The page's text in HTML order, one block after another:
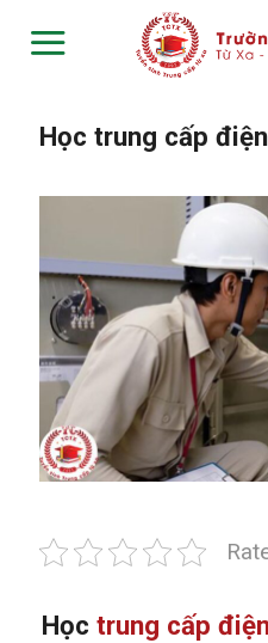
Học trung cấp
Học trung cấp